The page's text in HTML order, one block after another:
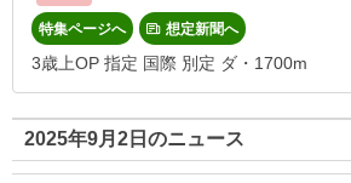
特集ページへ 想定新聞へ
3歳上OP 指定 国際 別定 ダ・1700m
2025年9月2日のニュース